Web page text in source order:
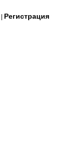
Регистрация